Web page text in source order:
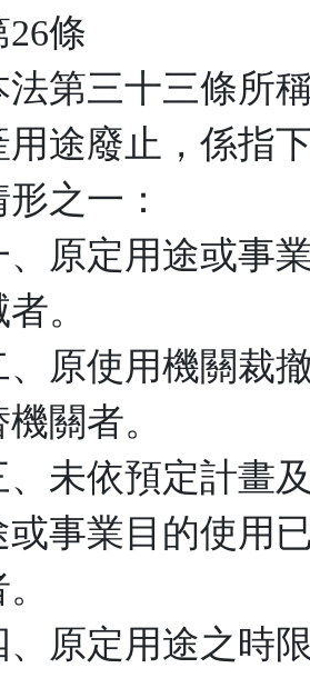
26條
法第三十三條所
用途廢止，係指
之一：
、原定用途或事
。
、原使用機關裁
關者。
、未依預定計畫
或事業目的使用
、原定用途之時